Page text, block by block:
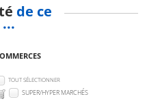
de ce
TOUT SÉLECTIONNER
SUPER/HYPER MARCHÉS